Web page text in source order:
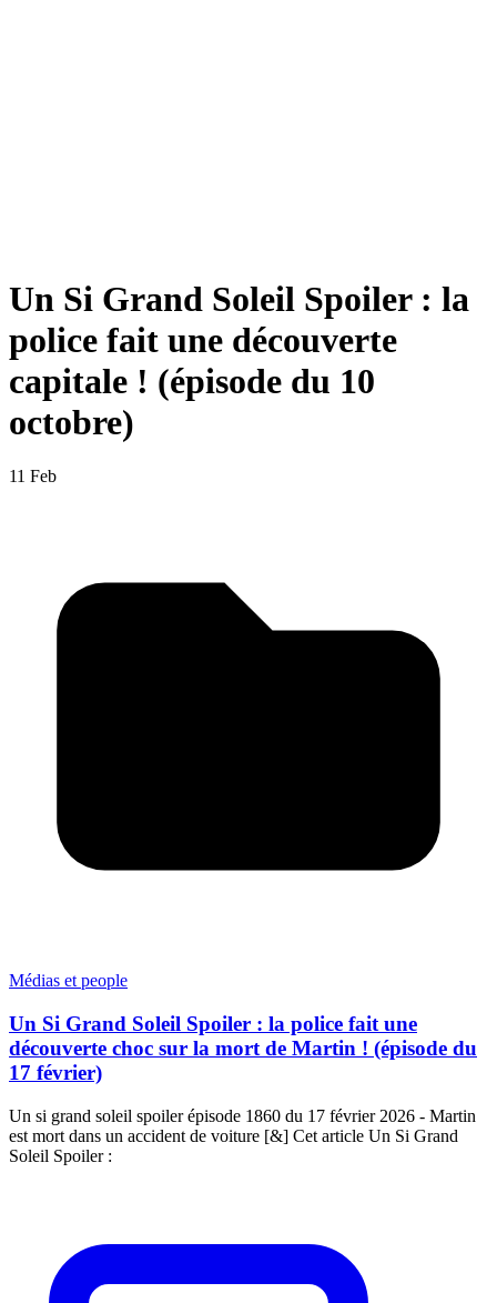
Un Si Grand Soleil Spoiler : la
police fait une découverte
capitale ! (épisode du 10
octobre)
11 Feb
Médias et people
Un Si Grand Soleil Spoiler : la police fait une
découverte choc sur la mort de Martin ! (épisode du
17 février)
Un si grand soleil spoiler épisode 1860 du 17 février 2026 - Martin
est mort dans un accident de voiture [&] Cet article Un Si Grand
Soleil Spoiler :